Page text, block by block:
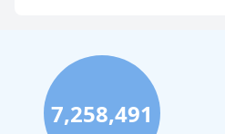
Romantische Hotels in Bad
Romantische Hotels im
Romantische Hotels im Harz
7,258,491